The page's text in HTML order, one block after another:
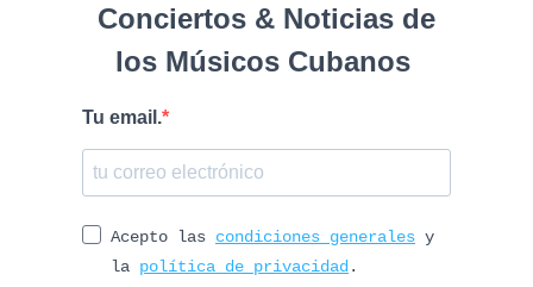
Conciertos & Noticias de
los Músicos Cubanos
Tu email.
Acepto las condiciones generales y
la política de privacidad .